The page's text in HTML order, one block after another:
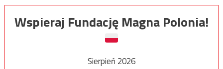
Wspieraj Fundację Magna Polonia!
Sierpień 2026